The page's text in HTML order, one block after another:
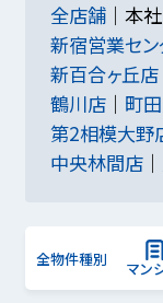
全店舗
本
新宿営業セン
新百合ヶ丘店
鶴川店
町
第2相模大野
中央林間店
全物件種別
マン